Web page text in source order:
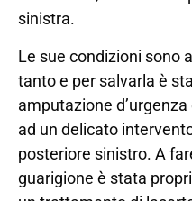
sinistra.
Le sue condizioni sono
tanto e per salvarla è
amputazione
ad un delicato
posteriore sinistro. A
guarigione è stata